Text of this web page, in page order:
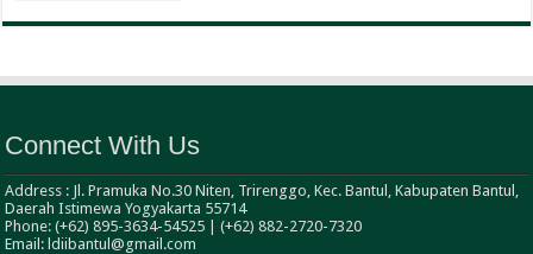
Connect With Us
Address : Jl. Pramuka No.30 Niten, Trirenggo, Kec. Bantul, Kabupaten Bantul,
Daerah Istimewa Yogyakarta 55714
Phone: (+62) 895-3634-54525 | (+62) 882-2720-7320
Email: ldiibantul@gmail.com